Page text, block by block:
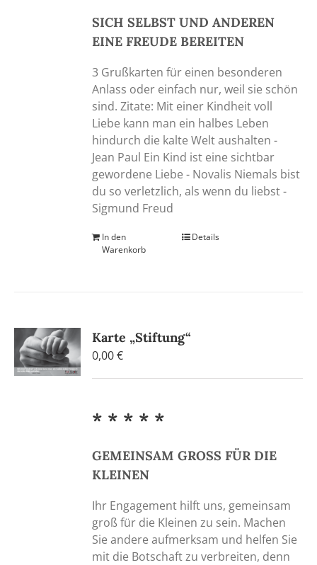
SICH SELBST UND ANDEREN
EINE FREUDE BEREITEN
3 Grußkarten für einen besonderen
Anlass oder einfach nur, weil sie schön
sind. Zitate: Mit einer Kindheit voll
Liebe kann man ein halbes Leben
hindurch die kalte Welt aushalten -
Jean Paul Ein Kind ist eine sichtbar
gewordene Liebe - Novalis Niemals bist
du so verletzlich, als wenn du liebst -
Sigmund Freud
In den
Warenkorb
Details
Karte „Stiftung“
0,00€
* * * * *
GEMEINSAM GROSS FÜR DIE
KLEINEN
Ihr Engagement hilft uns, gemeinsam
groß für die Kleinen zu sein. Machen
Sie andere aufmerksam und helfen Sie
mit die Botschaft zu verbreiten, denn